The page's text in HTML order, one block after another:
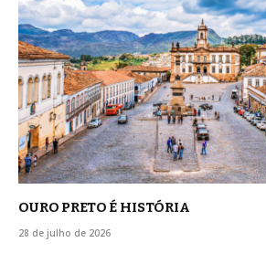
OURO PRETO É HISTÓRIA
28 de julho de 2026